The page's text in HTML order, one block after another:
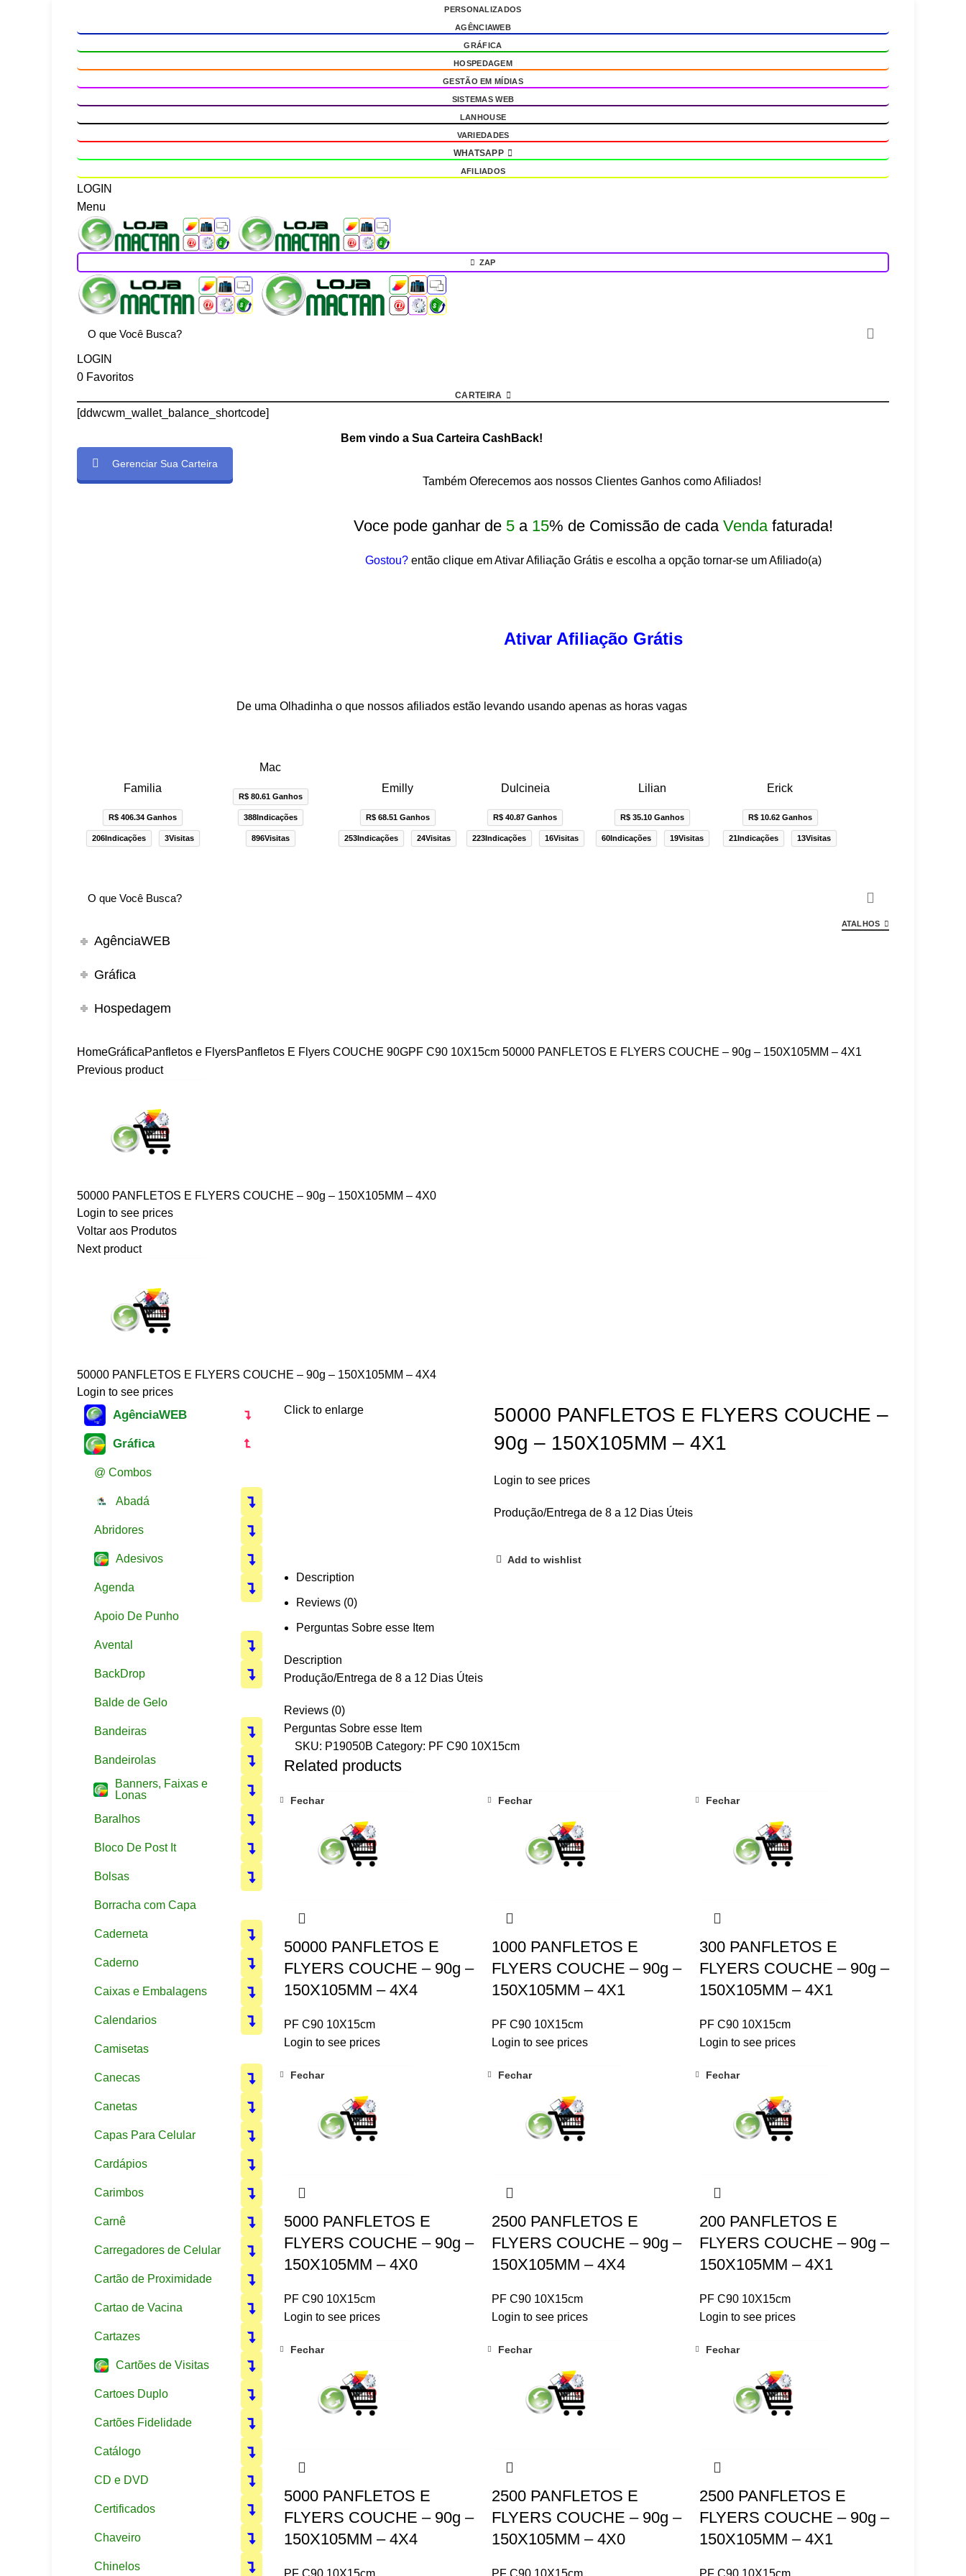
PERSONALIZADOS
AGÊNCIAWEB
GRÁFICA
HOSPEDAGEM
GESTÃO EM MÍDIAS
SISTEMAS WEB
LANHOUSE
VARIEDADES
WHATSAPP
AFILIADOS
LOGIN
Menu
ZAP
LOGIN
0 Favoritos
CARTEIRA
[ddwcwm_wallet_balance_shortcode]
Gerenciar Sua Carteira
Bem vindo a Sua Carteira CashBack!
Também Oferecemos aos nossos Clientes Ganhos como Afiliados!
Voce pode ganhar de 5a 15% de Comissão de cada Vendafaturada!
Gostou?então clique em Ativar Afiliação Grátis e escolha a opção tornar-se um Afiliado(a)
Ativar Afiliação Grátis
De uma Olhadinha o que nossos afiliados estão levando usando apenas as horas vagas
Familia
R$ 406.34 Ganhos
206Indicações 3Visitas
Mac
R$ 80.61 Ganhos
388Indicações
896Visitas
Emilly
R$ 68.51 Ganhos
253Indicações 24Visitas
Dulcineia
R$ 40.87 Ganhos
223Indicações 16Visitas
Lilian
R$ 35.10 Ganhos
60Indicações 19Visitas
Erick
R$ 10.62 Ganhos
21Indicações 13Visitas
ATALHOS
AgênciaWEB
Gráfica
Hospedagem
HomeGráficaPanfletos e FlyersPanfletos E Flyers COUCHE 90GPF C90 10X15cm 50000 PANFLETOS E FLYERS COUCHE – 90g – 150X105MM – 4X1
Previous product
50000 PANFLETOS E FLYERS COUCHE – 90g – 150X105MM – 4X0
Login to see prices
Voltar aos Produtos
Next product
50000 PANFLETOS E FLYERS COUCHE – 90g – 150X105MM – 4X4
Login to see prices
Click to enlarge
50000 PANFLETOS E FLYERS COUCHE –
90g – 150X105MM – 4X1
Login to see prices
Produção/Entrega de 8 a 12 Dias Úteis
Add to wishlist
Description
Reviews (0)
Perguntas Sobre esse Item
Description
Produção/Entrega de 8 a 12 Dias Úteis
Reviews (0)
Perguntas Sobre esse Item
SKU: P19050B Category: PF C90 10X15cm
Related products
Fechar
50000 PANFLETOS E
FLYERS COUCHE – 90g –
150X105MM – 4X4
PF C90 10X15cm
Login to see prices
Fechar
1000 PANFLETOS E
FLYERS COUCHE – 90g –
150X105MM – 4X1
PF C90 10X15cm
Login to see prices
Fechar
300 PANFLETOS E
FLYERS COUCHE – 90g –
150X105MM – 4X1
PF C90 10X15cm
Login to see prices
Fechar
5000 PANFLETOS E
FLYERS COUCHE – 90g –
150X105MM – 4X0
PF C90 10X15cm
Login to see prices
Fechar
2500 PANFLETOS E
FLYERS COUCHE – 90g –
150X105MM – 4X4
PF C90 10X15cm
Login to see prices
Fechar
200 PANFLETOS E
FLYERS COUCHE – 90g –
150X105MM – 4X1
PF C90 10X15cm
Login to see prices
Fechar
5000 PANFLETOS E
FLYERS COUCHE – 90g –
150X105MM – 4X4
PF C90 10X15cm
Fechar
2500 PANFLETOS E
FLYERS COUCHE – 90g –
150X105MM – 4X0
PF C90 10X15cm
Fechar
2500 PANFLETOS E
FLYERS COUCHE – 90g –
150X105MM – 4X1
PF C90 10X15cm
AgênciaWEB
Gráfica
@ Combos
Abadá
Abridores
Adesivos
Agenda
Apoio De Punho
Avental
BackDrop
Balde de Gelo
Bandeiras
Bandeirolas
Banners, Faixas e
Lonas
Baralhos
Bloco De Post It
Bolsas
Borracha com Capa
Caderneta
Caderno
Caixas e Embalagens
Calendarios
Camisetas
Canecas
Canetas
Capas Para Celular
Cardápios
Carimbos
Carnê
Carregadores de Celular
Cartão de Proximidade
Cartao de Vacina
Cartazes
Cartões de Visitas
Cartoes Duplo
Cartões Fidelidade
Catálogo
CD e DVD
Certificados
Chaveiro
Chinelos